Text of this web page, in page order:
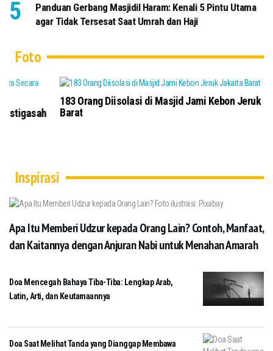
Panduan Gerbang Masjidil Haram: Kenali 5 Pintu Utama
agar Tidak Tersesat Saat Umrah dan Haji
Foto
183 Orang Diisolasi di Masjid Jami Kebon Jeruk Jakarta
Barat
Inspirasi
Apa Itu Memberi Udzur kepada Orang Lain? Contoh, Manfaat,
dan Kaitannya dengan Anjuran Nabi untuk Menahan Amarah
Doa Mencegah Bahaya Tiba-Tiba: Lengkap Arab,
Latin, Arti, dan Keutamaannya
Doa Saat Melihat Tanda yang Dianggap Membawa